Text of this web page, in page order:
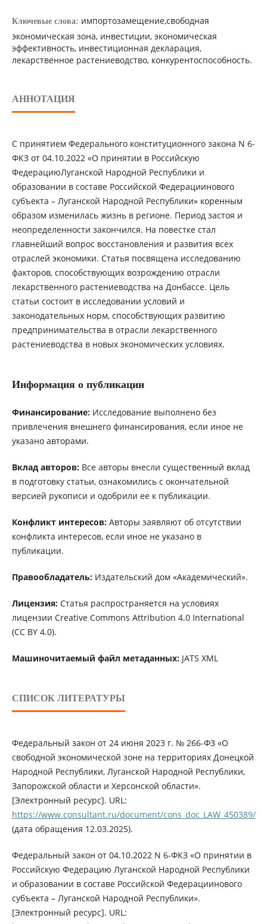
Ключевые слова: импортозамещение,свободная
экономическая зона, инвестиции, экономическая
эффективность, инвестиционная декларация,
лекарственное растениеводство, конкурентоспособность.
АННОТАЦИЯ
С принятием Федерального конституционного закона N 6-
ФКЗ от 04.10.2022 «О принятии в Российскую
ФедерациюЛуганской Народной Республики и
образовании в составе Российской Федерациинового
субъекта – Луганской Народной Республики» коренным
образом изменилась жизнь в регионе. Период застоя и
неопределенности закончился. На повестке стал
главнейший вопрос восстановления и развития всех
отраслей экономики. Статья посвящена исследованию
факторов, способствующих возрождению отрасли
лекарственного растениеводства на Донбассе. Цель
статьи состоит в исследовании условий и
законодательных норм, способствующих развитию
предпринимательства в отрасли лекарственного
растениеводства в новых экономических условиях.
Информация о публикации
Финансирование:Исследование выполнено без
привлечения внешнего финансирования, если иное не
указано авторами.
Вклад авторов:Все авторы внесли существенный вклад
в подготовку статьи, ознакомились с окончательной
версией рукописи и одобрили ее к публикации.
Конфликт интересов:Авторы заявляют об отсутствии
конфликта интересов, если иное не указано в
публикации.
Правообладатель:Издательский дом «Академический».
Лицензия:Статья распространяется на условиях
лицензии Creative Commons Attribution 4.0 International
(CC BY 4.0).
Машиночитаемый файл метаданных:JATS XML
СПИСОК ЛИТЕРАТУРЫ
Федеральный закон от 24 июня 2023 г. № 266-ФЗ «О
свободной экономической зоне на территориях Донецкой
Народной Республики, Луганской Народной Республики,
Запорожской области и Херсонской области».
[Электронный ресурс]. URL:
https://www.consultant.ru/document/cons_doc_LAW_450389/
(дата обращения 12.03.2025).
Федеральный закон от 04.10.2022 N 6-ФКЗ «О принятии в
Российскую Федерацию Луганской Народной Республики
и образовании в составе Российской Федерациинового
субъекта – Луганской Народной Республики».
[Электронный ресурс]. URL: